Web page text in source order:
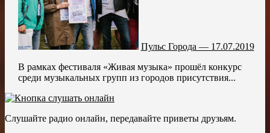
Пульс Города — 17.07.2019
В рамках фестиваля «Живая музыка» прошёл конкурс
среди музыкальных групп из городов присутствия...
Слушайте радио онлайн, передавайте приветы друзьям.